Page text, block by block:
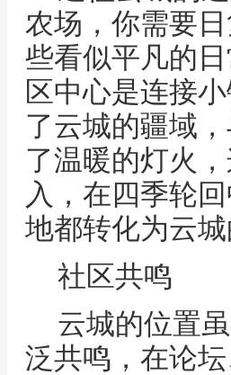
农场，你需要
些看似平凡的
区中心是连接
了云城的疆域
了温暖的灯火
入，在四季轮
地都转化为云城
社区共鸣
云城的位置
泛共鸣，在论